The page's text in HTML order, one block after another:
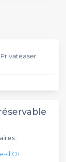
:
d'Or